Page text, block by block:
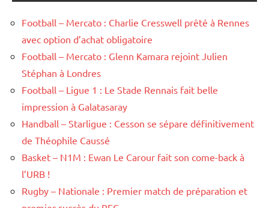
Football – Mercato : Charlie Cresswell prêté à Rennes
avec option d’achat obligatoire
Football – Mercato : Glenn Kamara rejoint Julien
Stéphan à Londres
Football – Ligue 1 : Le Stade Rennais fait belle
impression à Galatasaray
Handball – Starligue : Cesson se sépare définitivement
de Théophile Caussé
Basket – N1M : Ewan Le Carour fait son come-back à
l’URB !
Rugby – Nationale : Premier match de préparation et